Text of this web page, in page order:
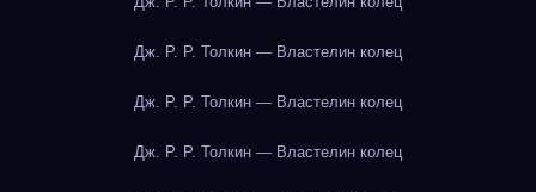
Дж. Р. Р. Толкин — Властелин колец
Дж. Р. Р. Толкин — Властелин колец
Дж. Р. Р. Толкин — Властелин колец